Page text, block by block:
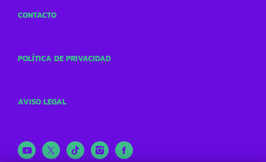
CONTACTO
POLÍTICA DE PRIVACIDAD
AVISO LEGAL